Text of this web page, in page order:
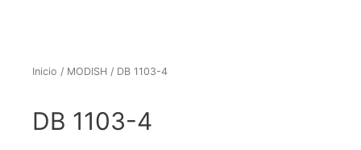
Inicio / MODISH / DB 1103-4
DB 1103-4